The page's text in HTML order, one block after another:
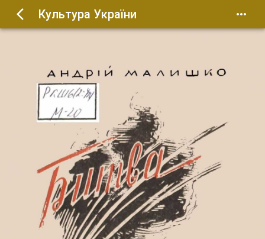
Культура України